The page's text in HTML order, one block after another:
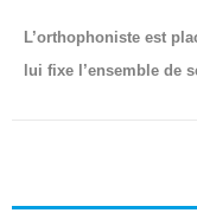
L’orthophoniste est
lui fixe l’ensemble de